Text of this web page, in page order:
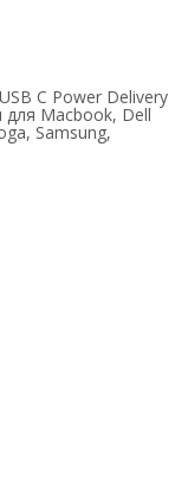
C Power Delivery
для Macbook, Dell
Samsung,